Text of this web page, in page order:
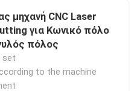
μηχανή CNC Laser
για Κωνικό πόλο
πόλος
set
to the machine